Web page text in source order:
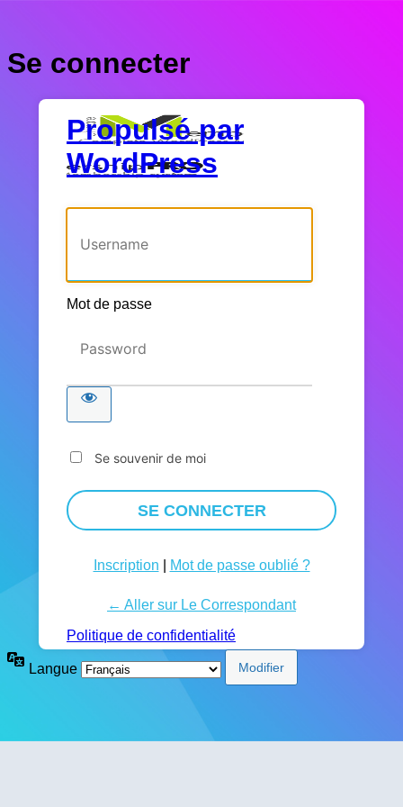
Se connecter
Propulsé par
WordPress
Mot de passe
Se souvenir de moi
Inscription Mot de passe oublié ?
← Aller sur Le Correspondant
Politique de confidentialité
Langue